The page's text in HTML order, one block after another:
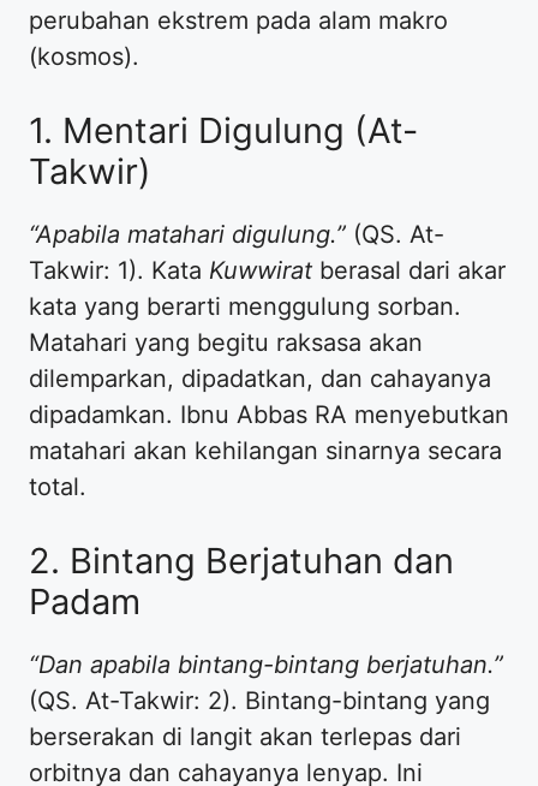
perubahan ekstrem pada alam makro
(kosmos).
1. Mentari Digulung (At-
Takwir)
“Apabila matahari digulung.” (QS. At-
Takwir: 1). Kata Kuwwirat berasal dari akar
kata yang berarti menggulung sorban.
Matahari yang begitu raksasa akan
dilemparkan, dipadatkan, dan cahayanya
dipadamkan. Ibnu Abbas RA menyebutkan
matahari akan kehilangan sinarnya secara
total.
2. Bintang Berjatuhan dan
Padam
“Dan apabila bintang-bintang berjatuhan.”
(QS. At-Takwir: 2). Bintang-bintang yang
berserakan di langit akan terlepas dari
orbitnya dan cahayanya lenyap. Ini